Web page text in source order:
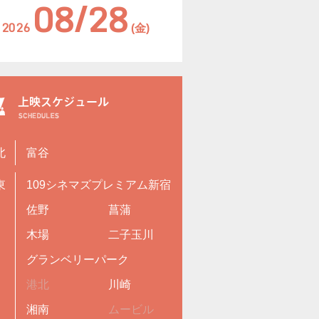
2026 08/28 (金)
富谷
109シネマズプレミアム新宿
佐野 菖蒲
木場 二子玉川
グランベリーパーク
港北 川崎
湘南 ムービル